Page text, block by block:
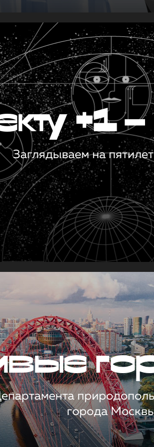
+1 —
Заглядываем на
города